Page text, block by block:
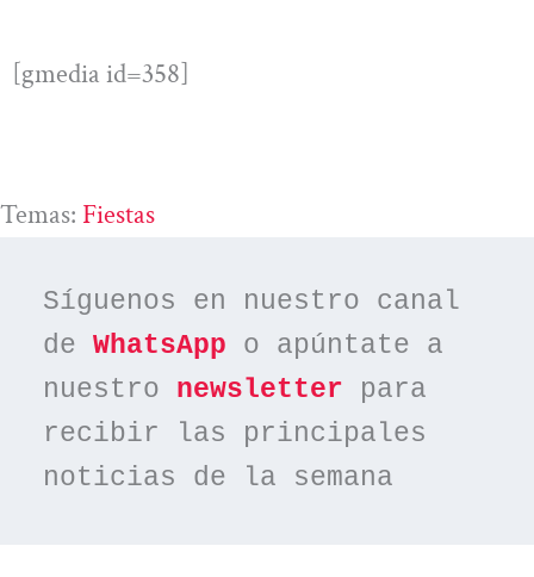
[gmedia id=358]
Temas: Fiestas
Síguenos en nuestro canal
de WhatsApp o apúntate a
nuestro newsletter para
recibir las principales
noticias de la semana